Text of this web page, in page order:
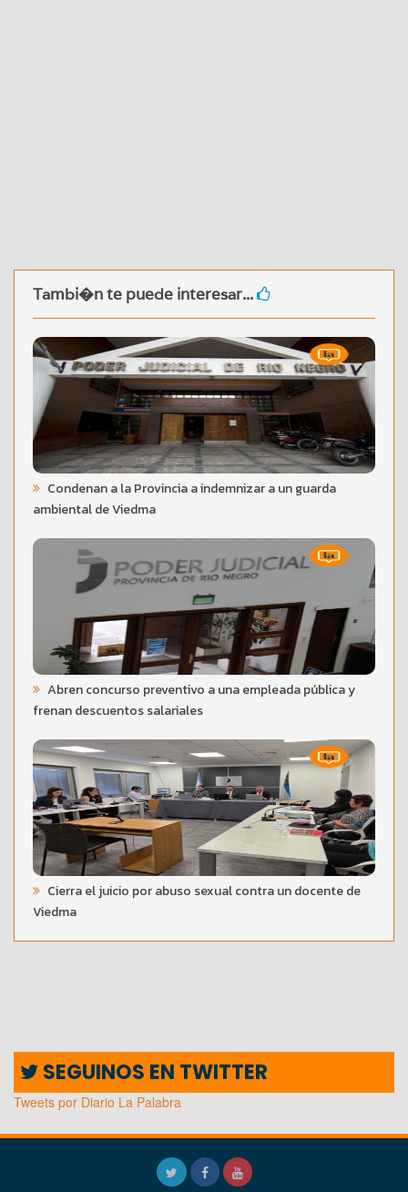
Tambi�n te puede interesar...
Condenan a la Provincia a indemnizar a un guarda
ambiental de Viedma
Abren concurso preventivo a una empleada pública y
frenan descuentos salariales
Cierra el juicio por abuso sexual contra un docente de
Viedma
SEGUINOS EN TWITTER
Tweets por Diario La Palabra